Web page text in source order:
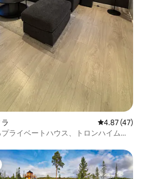
レビュー47
4.87 (47)
ライベートハウス、トロンハイムか
イスです。